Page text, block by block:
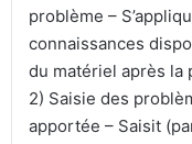
problème –
connaissances
du matériel après la
2) Saisie des
apportée – Saisit